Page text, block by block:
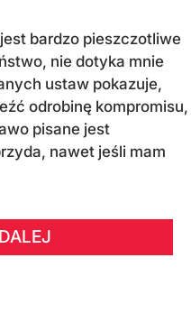
bardzo pieszczotliwe
nie dotyka mnie
ustaw pokazuje,
odrobinę kompromisu,
pisane jest
nawet jeśli mam